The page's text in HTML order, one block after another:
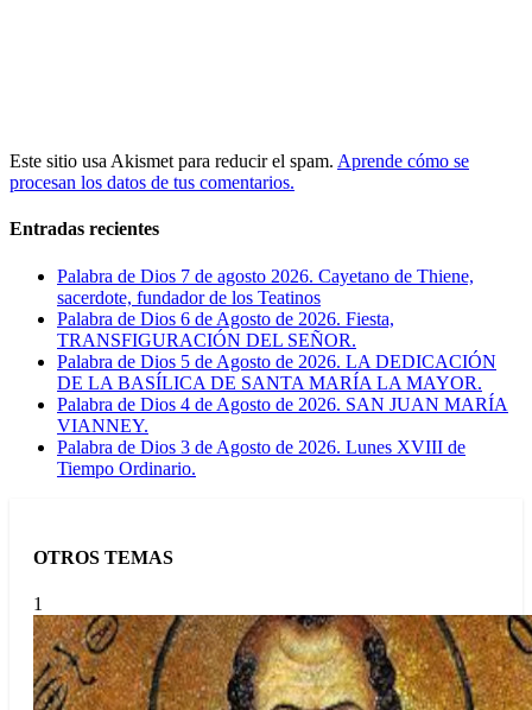
Este sitio usa Akismet para reducir el spam. Aprende cómo se
procesan los datos de tus comentarios.
Entradas recientes
Palabra de Dios 7 de agosto 2026. Cayetano de Thiene,
sacerdote, fundador de los Teatinos
Palabra de Dios 6 de Agosto de 2026. Fiesta,
TRANSFIGURACIÓN DEL SEÑOR.
Palabra de Dios 5 de Agosto de 2026. LA DEDICACIÓN
DE LA BASÍLICA DE SANTA MARÍA LA MAYOR.
Palabra de Dios 4 de Agosto de 2026. SAN JUAN MARÍA
VIANNEY.
Palabra de Dios 3 de Agosto de 2026. Lunes XVIII de
Tiempo Ordinario.
OTROS TEMAS
1